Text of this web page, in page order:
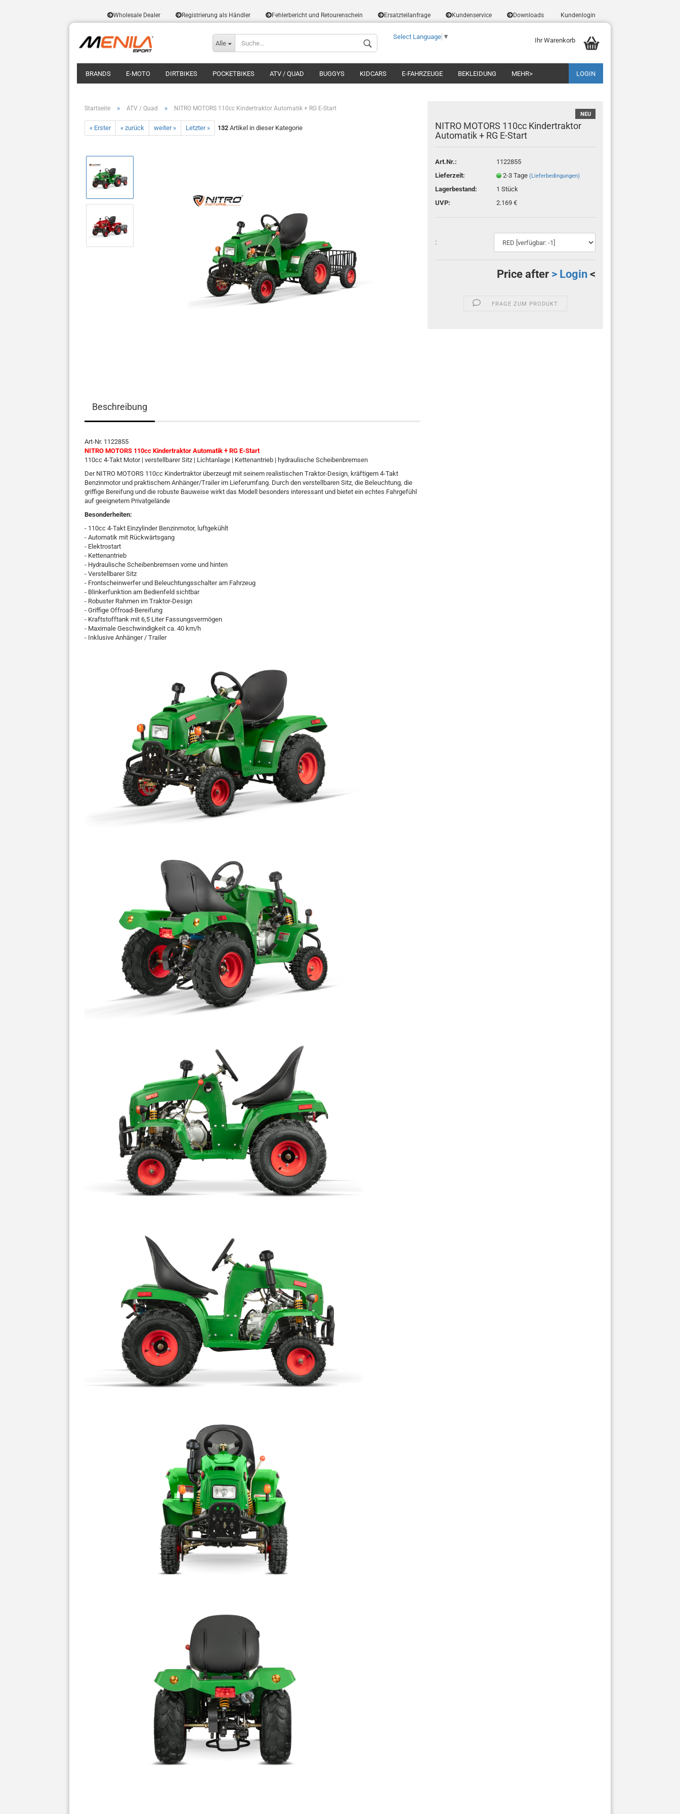
Wholesale Dealer Registrierung als Händler Fehlerbericht und Retourenschein Ersatzteilanfrage Kundenservice Downloads Kundenlogin
Alle
Select Language ▼ Ihr Warenkorb
BRANDS E-MOTO DIRTBIKES POCKETBIKES ATV / QUAD BUGGYS KIDCARS E-FAHRZEUGE BEKLEIDUNG LOGIN
MEHR>
Startseite » ATV / Quad » NITRO MOTORS 110cc Kindertraktor Automatik + RG E-Start
« Erster « zurück weiter » Letzter » 132 Artikel in dieser Kategorie
NEU
NITRO MOTORS 110cc Kindertraktor
Automatik + RG E-Start
Art.Nr.:
1122855
Lieferzeit:
2-3 Tage (Lieferbedingungen)
Lagerbestand: 1 Stück
UVP:
2.169 €
:
Price after > Login <
FRAGE ZUM PRODUKT
Beschreibung
Art-Nr. 1122855
NITRO MOTORS 110cc Kindertraktor Automatik + RG E-Start
110cc 4-Takt Motor | verstellbarer Sitz | Lichtanlage | Kettenantrieb | hydraulische Scheibenbremsen
Der NITRO MOTORS 110cc Kindertraktor überzeugt mit seinem realistischen Traktor-Design, kräftigem 4-Takt
Benzinmotor und praktischem Anhänger/Trailer im Lieferumfang. Durch den verstellbaren Sitz, die Beleuchtung, die
griffige Bereifung und die robuste Bauweise wirkt das Modell besonders interessant und bietet ein echtes Fahrgefühl
auf geeignetem Privatgelände
Besonderheiten:
- 110cc 4-Takt Einzylinder Benzinmotor, luftgekühlt
- Automatik mit Rückwärtsgang
- Elektrostart
- Kettenantrieb
- Hydraulische Scheibenbremsen vorne und hinten
- Verstellbarer Sitz
- Frontscheinwerfer und Beleuchtungsschalter am Fahrzeug
- Blinkerfunktion am Bedienfeld sichtbar
- Robuster Rahmen im Traktor-Design
- Griffige Offroad-Bereifung
- Kraftstofftank mit 6,5 Liter Fassungsvermögen
- Maximale Geschwindigkeit ca. 40 km/h
- Inklusive Anhänger / Trailer